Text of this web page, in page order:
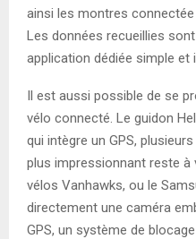
ainsi les montres
Les données recueillies
application dédiée simple et
Il est aussi possible de se
vélo connecté. Le guidon
qui intègre un GPS,
plus impressionnant reste
vélos Vanhawks, ou le
directement une caméra
GPS, un système de